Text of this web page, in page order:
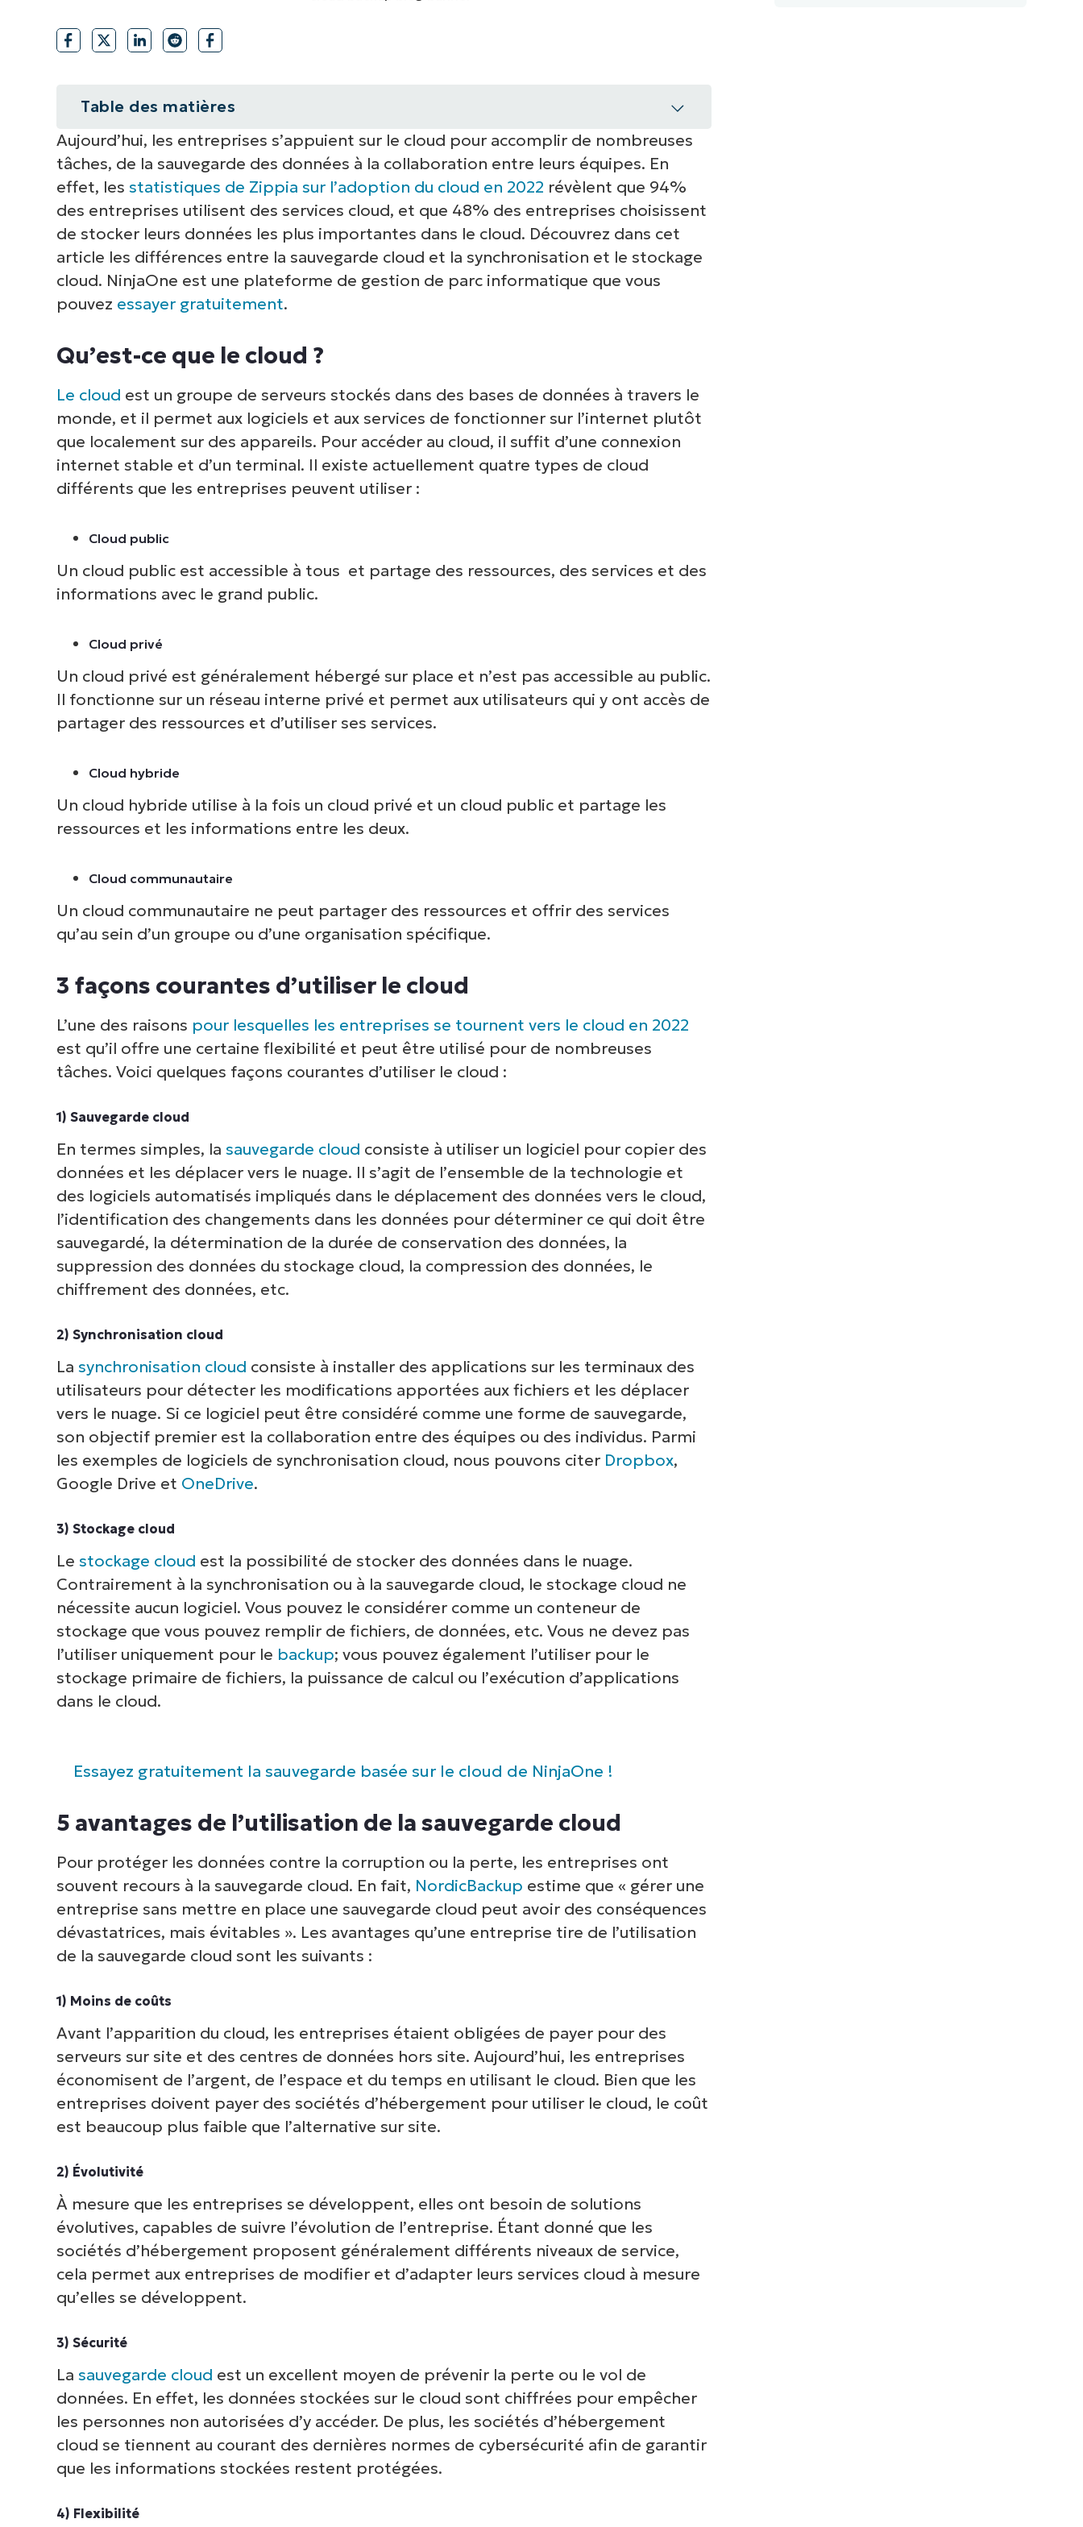
CONTACTER NOTRE ÉQUIPE COMMERCIALE
FEUILLE DE ROUTE PRODUIT
CONTACTER NOTRE ÉQUIPE COMMERCIALE
CONTACTER NOTRE ÉQUIPE COMMERCIALE
DÉMONSTRATION
Table des matières
Qu’est-ce que le cloud ?
3 façons courantes d’utiliser le cloud
5 avantages de l’utilisation de la sauvegarde cloud
Sauvegardez toutes vos données importantes avec NinjaOne
Aujourd’hui, les entreprises s’appuient sur le cloud pour accomplir de nombreuses
tâches, de la sauvegarde des données à la collaboration entre leurs équipes. En
effet, les statistiques de Zippia sur l’adoption du cloud en 2022 révèlent que 94%
des entreprises utilisent des services cloud, et que 48% des entreprises choisissent
de stocker leurs données les plus importantes dans le cloud. Découvrez dans cet
article les différences entre la sauvegarde cloud et la synchronisation et le stockage
cloud. NinjaOne est une plateforme de gestion de parc informatique que vous
pouvez essayer gratuitement.
Qu’est-ce que le cloud ?
Le cloud est un groupe de serveurs stockés dans des bases de données à travers le
monde, et il permet aux logiciels et aux services de fonctionner sur l’internet plutôt
que localement sur des appareils. Pour accéder au cloud, il suffit d’une connexion
internet stable et d’un terminal. Il existe actuellement quatre types de cloud
différents que les entreprises peuvent utiliser :
Cloud public
Un cloud public est accessible à tous et partage des ressources, des services et des
informations avec le grand public.
Cloud privé
Un cloud privé est généralement hébergé sur place et n’est pas accessible au public.
Il fonctionne sur un réseau interne privé et permet aux utilisateurs qui y ont accès de
partager des ressources et d’utiliser ses services.
Cloud hybride
Un cloud hybride utilise à la fois un cloud privé et un cloud public et partage les
ressources et les informations entre les deux.
Cloud communautaire
Un cloud communautaire ne peut partager des ressources et offrir des services
qu’au sein d’un groupe ou d’une organisation spécifique.
3 façons courantes d’utiliser le cloud
L’une des raisons pour lesquelles les entreprises se tournent vers le cloud en 2022
est qu’il offre une certaine flexibilité et peut être utilisé pour de nombreuses
tâches. Voici quelques façons courantes d’utiliser le cloud :
1) Sauvegarde cloud
En termes simples, la sauvegarde cloud consiste à utiliser un logiciel pour copier des
données et les déplacer vers le nuage. Il s’agit de l’ensemble de la technologie et
des logiciels automatisés impliqués dans le déplacement des données vers le cloud,
l’identification des changements dans les données pour déterminer ce qui doit être
sauvegardé, la détermination de la durée de conservation des données, la
suppression des données du stockage cloud, la compression des données, le
chiffrement des données, etc.
2) Synchronisation cloud
La synchronisation cloud consiste à installer des applications sur les terminaux des
utilisateurs pour détecter les modifications apportées aux fichiers et les déplacer
vers le nuage. Si ce logiciel peut être considéré comme une forme de sauvegarde,
son objectif premier est la collaboration entre des équipes ou des individus. Parmi
les exemples de logiciels de synchronisation cloud, nous pouvons citer Dropbox,
Google Drive et OneDrive.
3) Stockage cloud
Le stockage cloud est la possibilité de stocker des données dans le nuage.
Contrairement à la synchronisation ou à la sauvegarde cloud, le stockage cloud ne
nécessite aucun logiciel. Vous pouvez le considérer comme un conteneur de
stockage que vous pouvez remplir de fichiers, de données, etc. Vous ne devez pas
l’utiliser uniquement pour le backup; vous pouvez également l’utiliser pour le
stockage primaire de fichiers, la puissance de calcul ou l’exécution d’applications
dans le cloud.
Essayez gratuitement la sauvegarde basée sur le cloud de NinjaOne !
5 avantages de l’utilisation de la sauvegarde cloud
Pour protéger les données contre la corruption ou la perte, les entreprises ont
souvent recours à la sauvegarde cloud. En fait, NordicBackup estime que « gérer une
entreprise sans mettre en place une sauvegarde cloud peut avoir des conséquences
dévastatrices, mais évitables ». Les avantages qu’une entreprise tire de l’utilisation
de la sauvegarde cloud sont les suivants :
1) Moins de coûts
Avant l’apparition du cloud, les entreprises étaient obligées de payer pour des
serveurs sur site et des centres de données hors site. Aujourd’hui, les entreprises
économisent de l’argent, de l’espace et du temps en utilisant le cloud. Bien que les
entreprises doivent payer des sociétés d’hébergement pour utiliser le cloud, le coût
est beaucoup plus faible que l’alternative sur site.
2) Évolutivité
À mesure que les entreprises se développent, elles ont besoin de solutions
évolutives, capables de suivre l’évolution de l’entreprise. Étant donné que les
sociétés d’hébergement proposent généralement différents niveaux de service,
cela permet aux entreprises de modifier et d’adapter leurs services cloud à mesure
qu’elles se développent.
3) Sécurité
La sauvegarde cloud est un excellent moyen de prévenir la perte ou le vol de
données. En effet, les données stockées sur le cloud sont chiffrées pour empêcher
les personnes non autorisées d’y accéder. De plus, les sociétés d’hébergement
cloud se tiennent au courant des dernières normes de cybersécurité afin de garantir
que les informations stockées restent protégées.
4) Flexibilité
Voir NinjaOne en action
Parcourez nos démonstrations à la demande pour
découvrir comment NinjaOne simplifie les tâches
informatiques telles que la gestion des terminaux, les
Explorer les démos